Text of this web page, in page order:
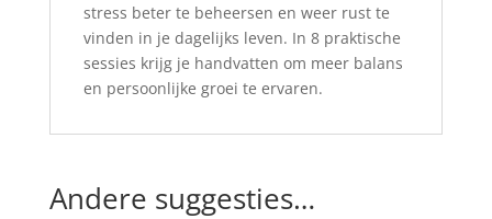
stress beter te beheersen en weer rust te
vinden in je dagelijks leven. In 8 praktische
sessies krijg je handvatten om meer balans
en persoonlijke groei te ervaren.
Andere suggesties…